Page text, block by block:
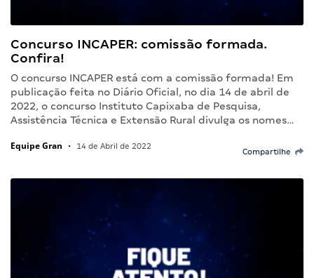
Concurso INCAPER: comissão formada.
Confira!
O concurso INCAPER está com a comissão formada! Em
publicação feita no Diário Oficial, no dia 14 de abril de
2022, o concurso Instituto Capixaba de Pesquisa,
Assistência Técnica e Extensão Rural divulga os nomes…
Equipe Gran • 14 de Abril de 2022
Compartilhe